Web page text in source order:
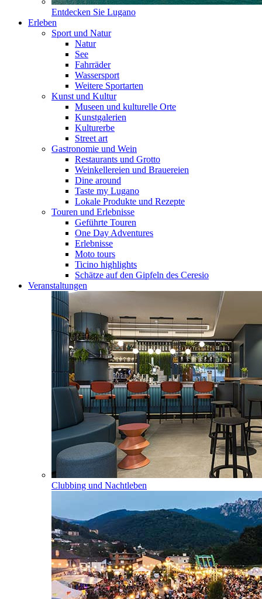
Entdecken Sie Lugano
Erleben
Sport und Natur
Natur
See
Fahrräder
Wassersport
Weitere Sportarten
Kunst und Kultur
Museen und kulturelle Orte
Kunstgalerien
Kulturerbe
Street art
Gastronomie und Wein
Restaurants und Grotto
Weinkellereien und Brauereien
Dine around
Taste my Lugano
Lokale Produkte und Rezepte
Touren und Erlebnisse
Geführte Touren
One Day Adventures
Erlebnisse
Moto tours
Ticino highlights
Schätze auf den Gipfeln des Ceresio
Veranstaltungen
Clubbing und Nachtleben